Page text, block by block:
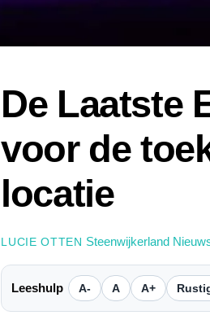
De Laatste
voor de
locatie
LUCIE OTTEN Steenwijkerland
Leeshulp A- A A+